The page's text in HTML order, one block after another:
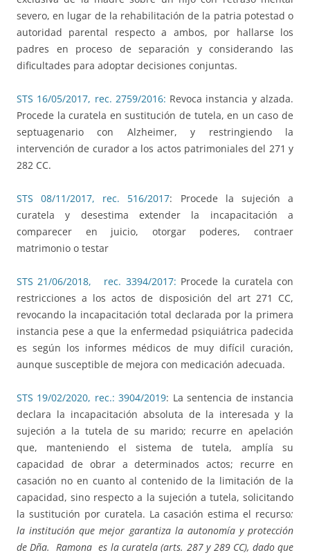
severo, en lugar de la rehabilitación de la patria potestad o
autoridad parental respecto a ambos, por hallarse los
padres en proceso de separación y considerando las
dificultades para adoptar decisiones conjuntas.
STS 16/05/2017, rec. 2759/2016: Revoca instancia y alzada.
Procede la curatela en sustitución de tutela, en un caso de
septuagenario con Alzheimer, y restringiendo la
intervención de curador a los actos patrimoniales del 271 y
282 CC.
STS 08/11/2017, rec. 516/2017: Procede la sujeción a
curatela y desestima extender la incapacitación a
comparecer en juicio, otorgar poderes, contraer
matrimonio o testar
STS 21/06/2018, rec. 3394/2017: Procede la curatela con
restricciones a los actos de disposición del art 271 CC,
revocando la incapacitación total declarada por la primera
instancia pese a que la enfermedad psiquiátrica padecida
es según los informes médicos de muy difícil curación,
aunque susceptible de mejora con medicación adecuada.
STS 19/02/2020, rec.: 3904/2019: La sentencia de instancia
declara la incapacitación absoluta de la interesada y la
sujeción a la tutela de su marido; recurre en apelación
que, manteniendo el sistema de tutela, amplía su
capacidad de obrar a determinados actos; recurre en
casación no en cuanto al contenido de la limitación de la
capacidad, sino respecto a la sujeción a tutela, solicitando
la sustitución por curatela. La casación estima el recurso:
la institución que mejor garantiza la autonomía y protección
de Dña. Ramona es la curatela (arts. 287 y 289 CC), dado que